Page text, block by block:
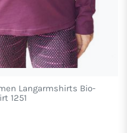
Langarmshirts Bio-
1251